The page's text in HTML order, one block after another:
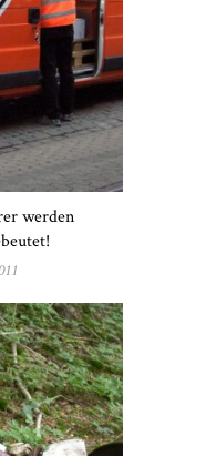
werden